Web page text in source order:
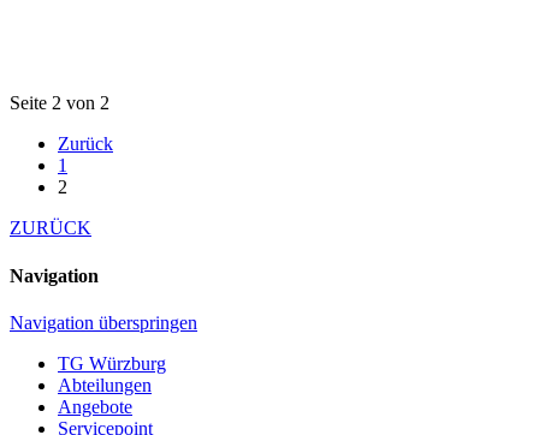
Seite 2 von 2
Zurück
1
2
ZURÜCK
Navigation
Navigation überspringen
TG Würzburg
Abteilungen
Angebote
Servicepoint